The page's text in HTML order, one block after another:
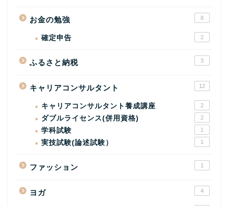
お金の勉強 8
確定申告 2
ふるさと納税 3
キャリアコンサルタント 12
キャリアコンサルタント養成講座 2
ダブルライセンス(併用資格) 2
学科試験 1
実技試験(論述試験） 1
ファッション 1
ヨガ 4